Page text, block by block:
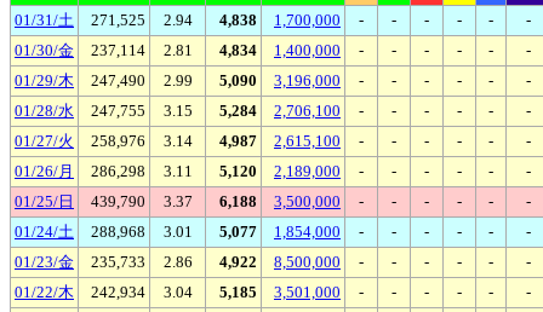
01/31/土 271,525 2.94 4,838 1,700,000 - - - - -
-
01/30/金
237,114 2.81 4,834 1,400,000 - - - - -
-
01/29/木
247,490 2.99 5,090 3,196,000 - - - - -
-
01/28/水
247,755 3.15 5,284 2,706,100 - - - - -
-
01/27/火
258,976 3.14 4,987 2,615,100 - - - - -
-
01/26/月
286,298 3.11 5,120 2,189,000 - - - - -
-
01/25/日
439,790 3.37 6,188 3,500,000 - - - - -
-
01/24/土
288,968 3.01 5,077 1,854,000 - - - - -
-
01/23/金
235,733 2.86 4,922 8,500,000 - - - - -
-
01/22/木
242,934 3.04 5,185 3,501,000 - - - - -
-